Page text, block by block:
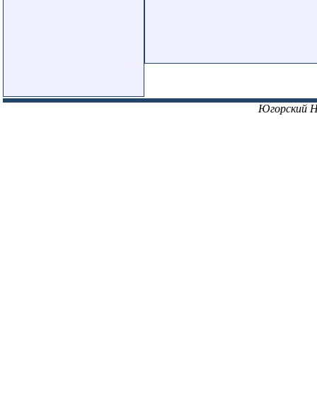
Югорский